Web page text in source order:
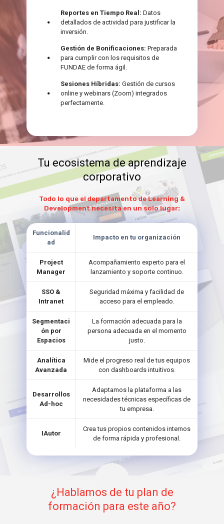
Reportes en Tiempo Real: Datos
detallados de actividad para justificar la
inversión.
Gestión de Bonificaciones: Preparada
para cumplir con los requisitos de
FUNDAE de forma ágil.
Sesiones Híbridas: Gestión de cursos
online y webinars (Zoom) integrados
perfectamente.
Tu ecosistema de aprendizaje
corporativo
Todo lo que el departamento de Learning &
Development necesita en un solo lugar:
Funcionalid
ad
Impacto en tu organización
Project
Manager
Acompañamiento experto para el
lanzamiento y soporte continuo.
SSO &
Intranet
Seguridad máxima y facilidad de
acceso para el empleado.
Segmentaci
ón por
Espacios
La formación adecuada para la
persona adecuada en el momento
justo.
Analítica
Avanzada
Mide el progreso real de tus equipos
con dashboards intuitivos.
Desarrollos
Ad-hoc
Adaptamos la plataforma a las
necesidades técnicas específicas de
tu empresa.
IAutor
Crea tus propios contenidos internos
de forma rápida y profesional.
¿Hablamos de tu plan de
formación para este año?